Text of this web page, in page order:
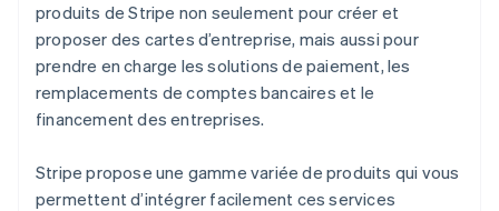
produits de Stripe non seulement pour créer et
proposer des cartes d’entreprise, mais aussi pour
prendre en charge les solutions de paiement, les
remplacements de comptes bancaires et le
financement des entreprises.
Stripe propose une gamme variée de produits qui vous
permettent d’intégrer facilement ces services